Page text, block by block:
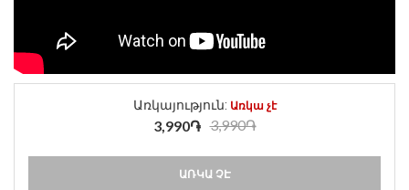
Առկայություն: Առկա չէ
3,990֏ 3,990֏
ԱՌԿԱ ՉԷ